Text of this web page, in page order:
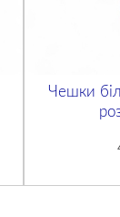
Чешки